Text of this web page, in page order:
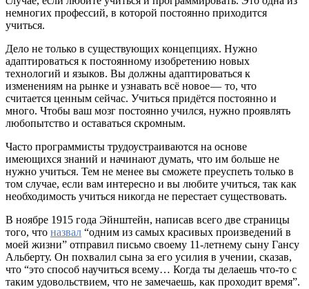
немногих профессий, в которой постоянно приходится
учиться.
Дело не только в существующих концепциях. Нужно
адаптироваться к постоянному изобретению новых
технологий и языков. Вы должны адаптироваться к
изменениям на рынке и узнавать всё новое — то, что
считается ценным сейчас. Учиться придётся постоянно и
много. Чтобы ваш мозг постоянно учился, нужно проявлять
любопытство и оставаться скромным.
Часто программисты трудоустраиваются на основе
имеющихся знаний и начинают думать, что им больше не
нужно учиться. Тем не менее вы сможете преуспеть только в
том случае, если вам интересно и вы любите учиться, так как
необходимость учиться никогда не перестает существовать.
В ноябре 1915 года Эйнштейн, написав всего две страницы
того, что назвал “одним из самых красивых произведений в
моей жизни” отправил письмо своему 11-летнему сыну Гансу
Альберту. Он похвалил сына за его усилия в учении, сказав,
что “это способ научиться всему… Когда ты делаешь что-то с
таким удовольствием, что не замечаешь, как проходит время”.